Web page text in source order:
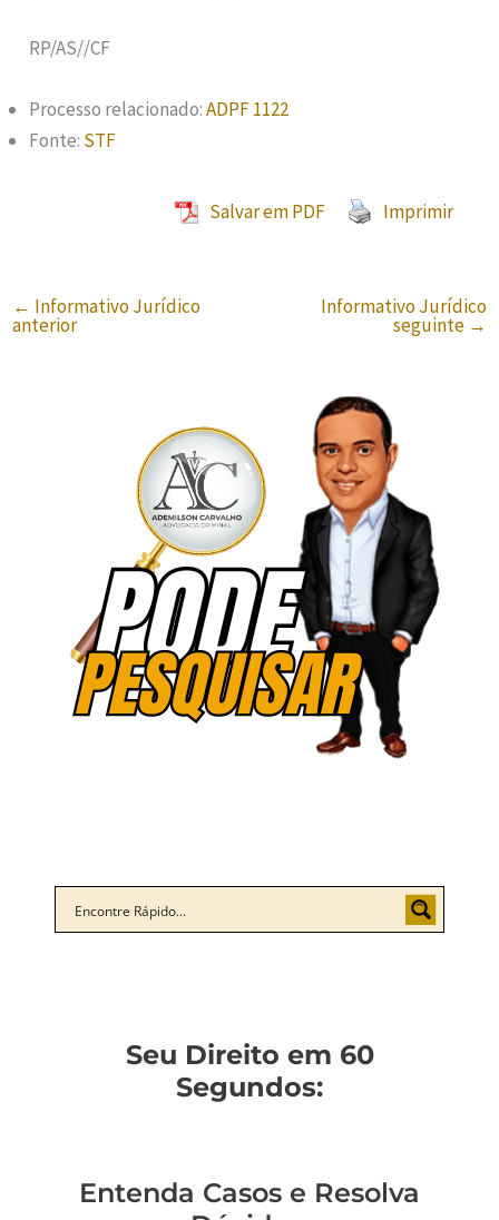
RP/AS//CF
Processo relacionado:ADPF 1122
Fonte: STF
Salvar em PDF Imprimir
← Informativo Jurídico
anterior
Informativo Jurídico
seguinte →
Seu Direito em 60
Segundos:
Entenda Casos e Resolva